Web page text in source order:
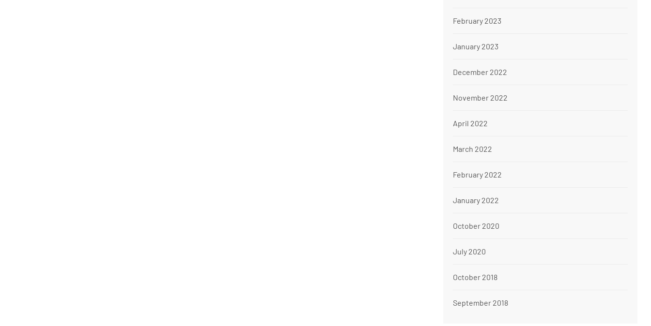
February 2023
January 2023
December 2022
November 2022
April 2022
March 2022
February 2022
January 2022
October 2020
July 2020
October 2018
September 2018